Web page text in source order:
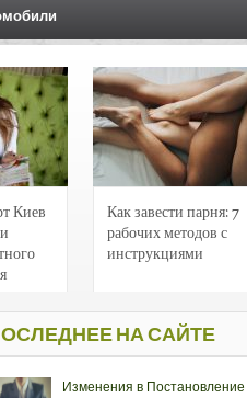
Киев
Как завести парня: 7
рабочих методов с
инструкциями
НА САЙТЕ
Изменения в Постановление